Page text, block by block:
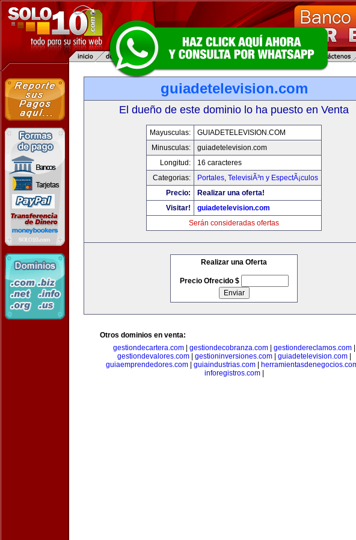
guiadetelevision.com
El dueño de este dominio lo ha puesto en Venta
Mayusculas:
GUIADETELEVISION.COM
Minusculas:
guiadetelevision.com
Longitud:
16 caracteres
Categorias:
Portales, TelevisiÃ³n y EspectÃ¡culos
Precio:
Realizar una oferta!
Visitar!
guiadetelevision.com
Serán consideradas ofertas
Realizar una Oferta
Precio Ofrecido $
Otros dominios en venta:
gestiondecartera.com| gestiondecobranza.com| gestiondereclamos.com|
gestiondevalores.com| gestioninversiones.com| guiadetelevision.com|
guiaemprendedores.com
guiaindustrias.com
inforegistros.com|